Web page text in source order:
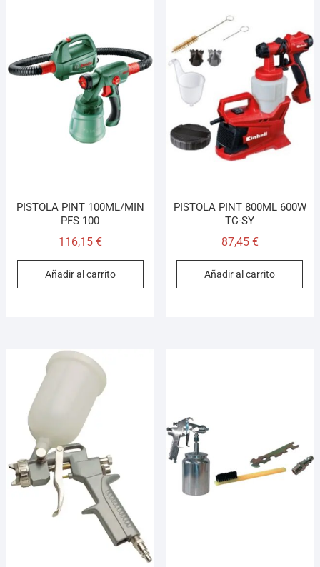
PISTOLA PINT 100ML/MIN
PFS 100
116,15 €
Añadir al carrito
PISTOLA PINT 800ML 600W
TC-SY
87,45 €
Añadir al carrito